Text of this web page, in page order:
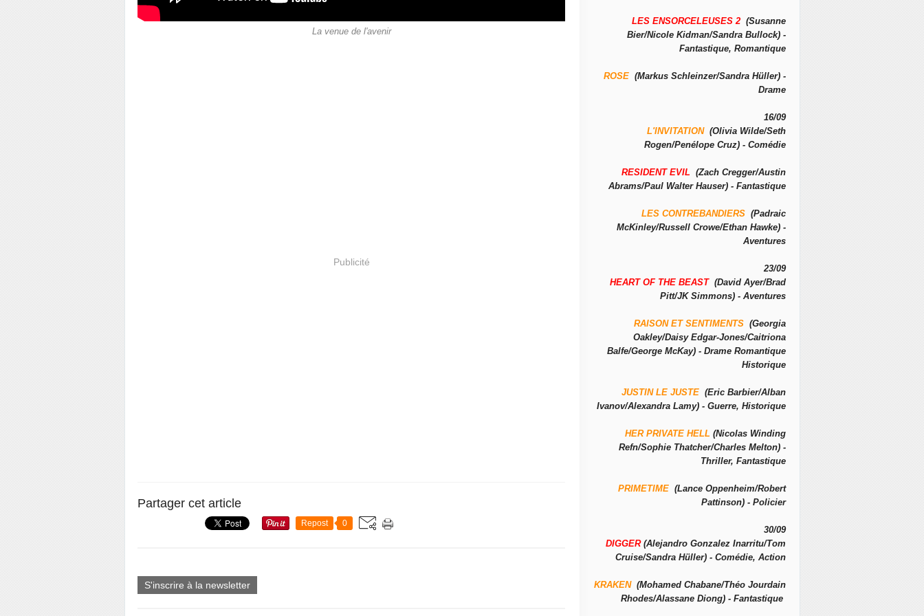
La venue de l'avenir
Publicité
Partager cet article
Repost 0
S'inscrire à la newsletter
LES ENSORCELEUSES 2 (Susanne
Bier/Nicole Kidman/Sandra Bullock) -
Fantastique, Romantique
ROSE (Markus Schleinzer/Sandra Hüller) -
Drame
16/09
L'INVITATION (Olivia Wilde/Seth
Rogen/Penélope Cruz) - Comédie
RESIDENT EVIL (Zach Cregger/Austin
Abrams/Paul Walter Hauser) - Fantastique
LES CONTREBANDIERS (Padraic
McKinley/Russell Crowe/Ethan Hawke) -
Aventures
23/09
HEART OF THE BEAST(David Ayer/Brad
Pitt/JK Simmons) - Aventures
RAISON ET SENTIMENTS (Georgia
Oakley/Daisy Edgar-Jones/Caitriona
Balfe/George McKay) - Drame Romantique
Historique
JUSTIN LE JUSTE (Eric Barbier/Alban
Ivanov/Alexandra Lamy) - Guerre, Historique
HER PRIVATE HELL (Nicolas Winding
Refn/Sophie Thatcher/Charles Melton) -
Thriller, Fantastique
PRIMETIME (Lance Oppenheim/Robert
Pattinson) - Policier
30/09
DIGGER (Alejandro Gonzalez Inarritu/Tom
Cruise/Sandra Hüller) - Comédie, Action
KRAKEN(Mohamed Chabane/Théo Jourdain
Rhodes/Alassane Diong) - Fantastique